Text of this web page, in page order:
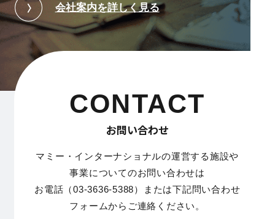
会社案内を詳しく見る
CONTACT
お問い合わせ
マミー・インターナショナルの運営する施設や
事業についてのお問い合わせは
お電話（03-3636-5388）または下記問い合わせ
フォームからご連絡ください。